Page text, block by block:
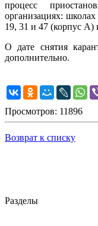
процесс
организациях:
19, 31 и 47 (корпус
О дате снятия
дополнительно.
Просмотров: 11896
Возврат к списку
Разделы